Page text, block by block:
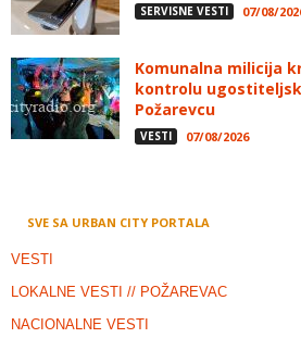
SERVISNE VESTI 07/08/
Komunalna milicija
kontrolu
Požarevcu
VESTI 07/08/2026
SVE SA URBAN CITY PORTALA
VESTI
LOKALNE VESTI // POŽAREVAC
NACIONALNE VESTI